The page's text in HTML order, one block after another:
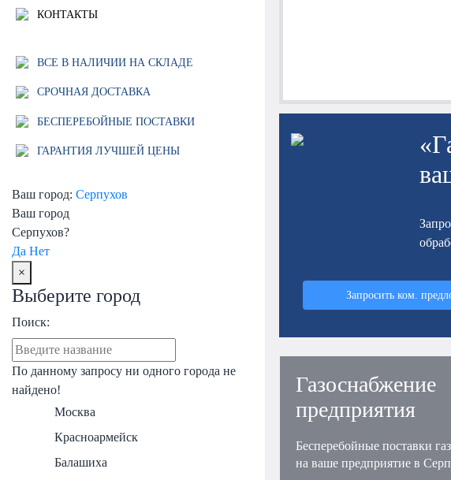
КОНТАКТЫ
ВСЕ В НАЛИЧИИ НА СКЛАДЕ
СРОЧНАЯ ДОСТАВКА
БЕСПЕРЕБОЙНЫЕ ПОСТАВКИ
ГАРАНТИЯ ЛУЧШЕЙ ЦЕНЫ
Ваш город: Серпухов
Ваш город
Серпухов?
Да Нет
×
Выберите город
Поиск:
По данному запросу ни одного города не
найдено!
Москва
Красноармейск
Балашиха
Запросить ком.
Газоснабжение
предприятия
Бесперебойные поставки
на ваше предприятие в